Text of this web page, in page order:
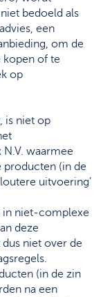
bedoeld als
een
om de
kopen of te
op
is niet op
waarmee
producten (in de
uitvoering’
in niet-complexe
deze
niet over de
(in de zin
na een